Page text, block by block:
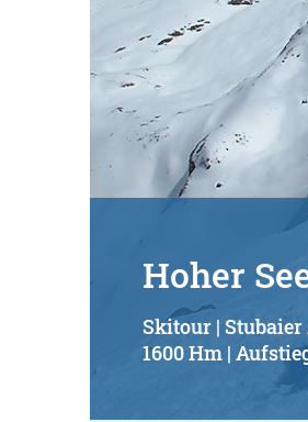
Hoher
Skitour |
1600 Hm |